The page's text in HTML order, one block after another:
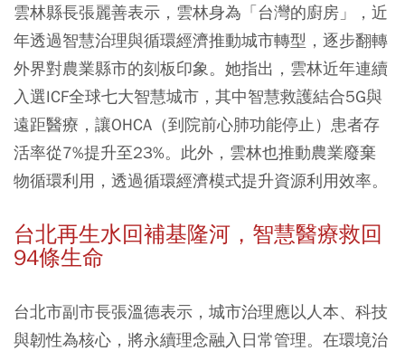
雲林縣長張麗善表示，雲林身為「台灣的廚房」，近
年透過智慧治理與循環經濟推動城市轉型，逐步翻轉
外界對農業縣市的刻板印象。她指出，雲林近年連續
入選ICF全球七大智慧城市，其中智慧救護結合5G與
遠距醫療，讓OHCA（到院前心肺功能停止）患者存
活率從7%提升至23%。此外，雲林也推動農業廢棄
物循環利用，透過循環經濟模式提升資源利用效率。
台北再生水回補基隆河，智慧醫療救回
94條生命
台北市副市長張溫德表示，城市治理應以人本、科技
與韌性為核心，將永續理念融入日常管理。在環境治